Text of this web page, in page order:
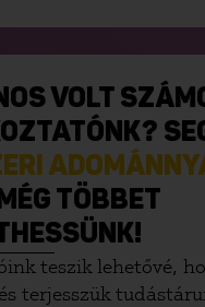
VOLT
TÖBBET
teszik lehetővé,
terjesszük